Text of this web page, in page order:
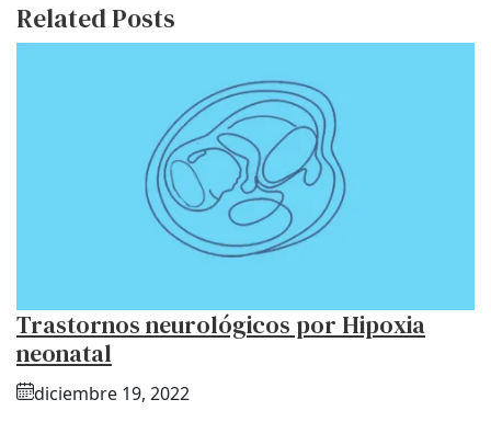
Related Posts
Trastornos neurológicos por Hipoxia
neonatal
diciembre 19, 2022